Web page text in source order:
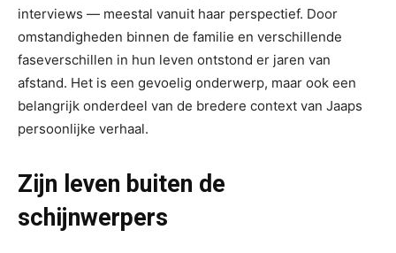
interviews — meestal vanuit haar perspectief. Door
omstandigheden binnen de familie en verschillende
faseverschillen in hun leven ontstond er jaren van
afstand. Het is een gevoelig onderwerp, maar ook een
belangrijk onderdeel van de bredere context van Jaaps
persoonlijke verhaal.
Zijn leven buiten de
schijnwerpers